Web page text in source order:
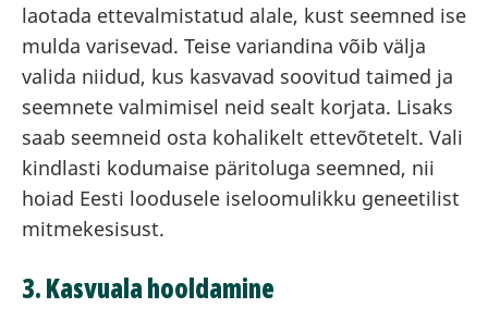
laotada ettevalmistatud alale, kust seemned ise
mulda varisevad. Teise variandina võib välja
valida niidud, kus kasvavad soovitud taimed ja
seemnete valmimisel neid sealt korjata. Lisaks
saab seemneid osta kohalikelt ettevõtetelt. Vali
kindlasti kodumaise päritoluga seemned, nii
hoiad Eesti loodusele iseloomulikku geneetilist
mitmekesisust.
3. Kasvuala hooldamine